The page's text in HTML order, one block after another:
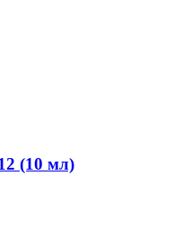
(10 мл)